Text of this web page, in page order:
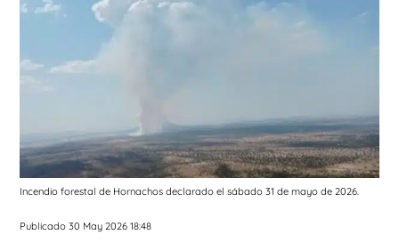
Incendio forestal de Hornachos declarado el sábado 31 de mayo de 2026.
Publicado 30 May 2026 18:48